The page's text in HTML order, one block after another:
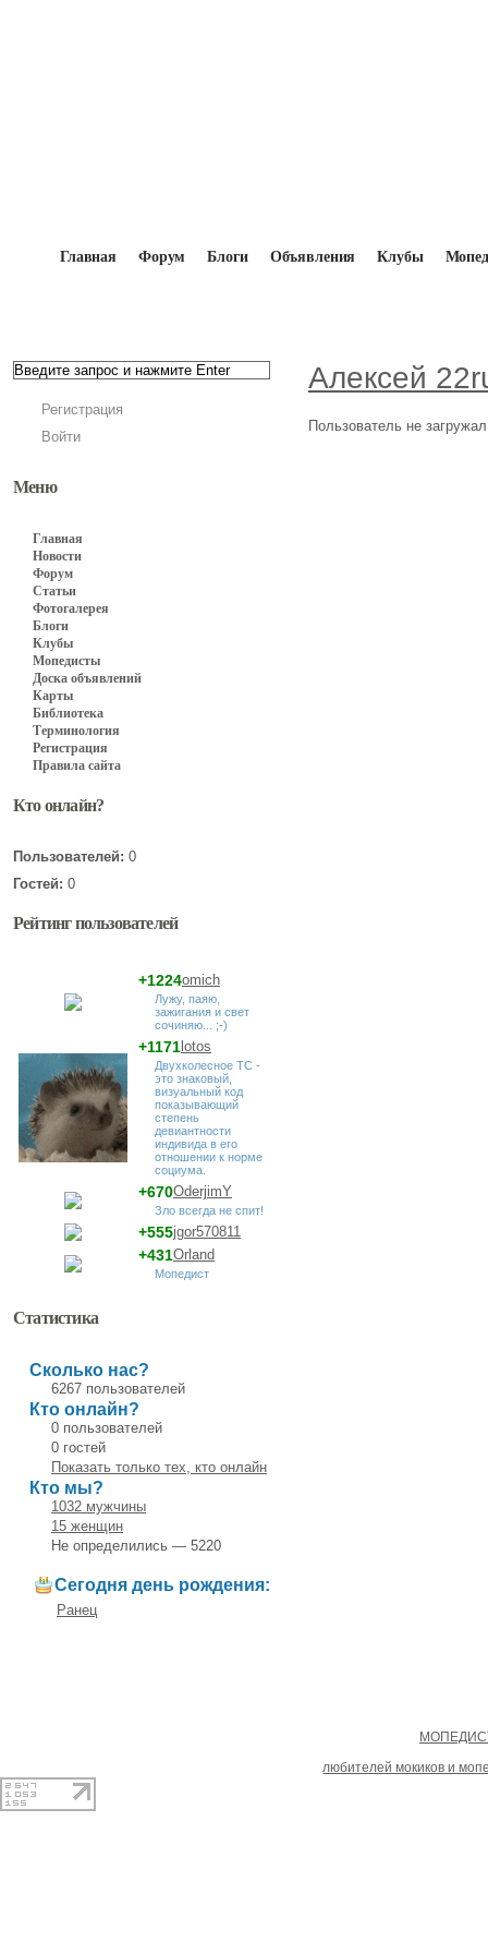
Главная Форум Блоги Объявления Клубы
Регистрация
Войти
Меню
Главная
Новости
Форум
Статьи
Фотогалерея
Блоги
Клубы
Мопедисты
Доска объявлений
Карты
Библиотека
Терминология
Регистрация
Правила сайта
Кто онлайн?
Пользователей: 0
Гостей: 0
Рейтинг пользователей
omich
+1224
Лужу, паяю,
зажигания и свет
сочиняю... ;-)
lotos
+1171
Двухколесное ТС -
это знаковый,
визуальный код
показывающий
степень
девиантности
индивида в его
отношении к норме
социума.
OderjimY
+670
Зло всегда не спит!
jgor570811
+555
Orland
+431
Мопедист
Статистика
Сколько нас?
6267 пользователей
Кто онлайн?
0 пользователей
0 гостей
Показать только тех, кто онлайн
Кто мы?
1032 мужчины
15 женщин
Не определились — 5220
Сегодня день рождения:
Ранец
Алексей
Пользователь не
любителей мокиков и